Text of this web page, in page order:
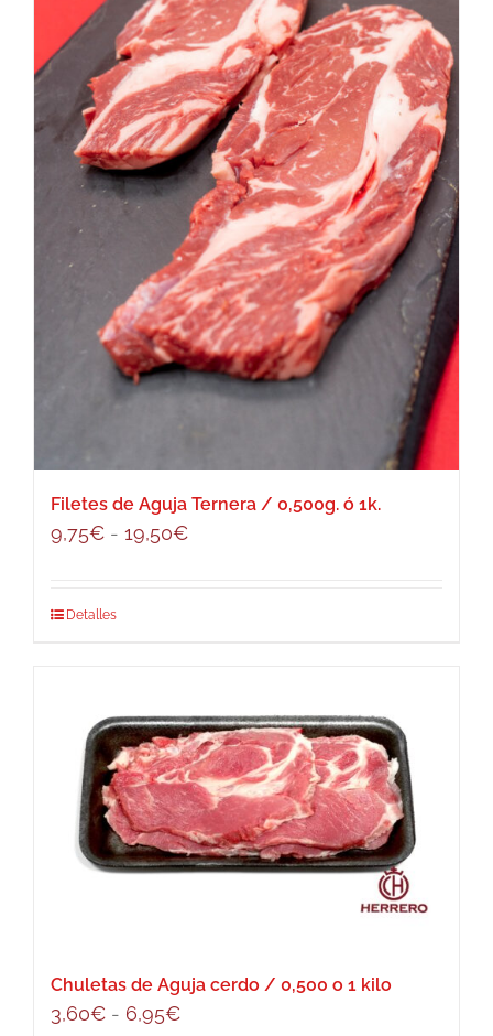
Filetes de Aguja Ternera / 0,500g. ó 1k.
9,75€ - 19,50€Rango
19,50€
Este
variantes.
opciones
pueden
página
de
Detalles
Chuletas de Aguja cerdo / 0,500 o 1 kilo
3,60€ - 6,95€Rango